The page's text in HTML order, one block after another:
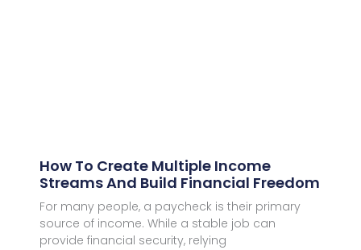
How To Create Multiple Income
Streams And Build Financial Freedom
For many people, a paycheck is their primary
source of income. While a stable job can
provide financial security, relying